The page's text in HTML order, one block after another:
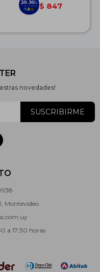
$ 847
Montevideo
a 17:30 horas
novedades!
SUSCRIBIRME